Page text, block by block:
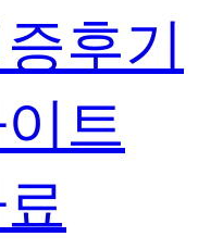
후기
트